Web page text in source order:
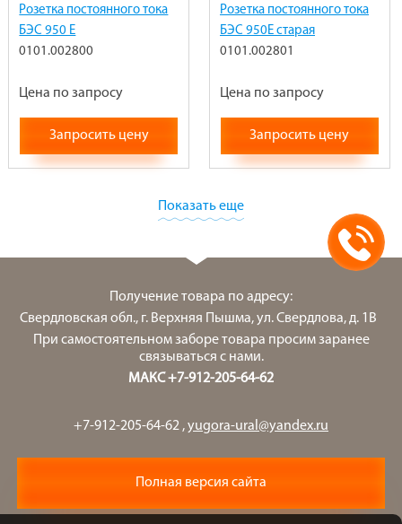
Розетка постоянного тока
БЭС 950 Е
0101.002800
Цена по запросу
Запросить цену
Розетка постоянного тока
БЭС 950Е старая
0101.002801
Цена по запросу
Запросить цену
Показать еще
Получение товара по адресу:
Свердловская обл., г. Верхняя Пышма, ул. Свердлова, д. 1В
При самостоятельном заборе товара просим заранее
связываться с нами.
МАКС +7-912-205-64-62
+7-912-205-64-62 ,yugora-ural@yandex.ru
Полная версия сайта